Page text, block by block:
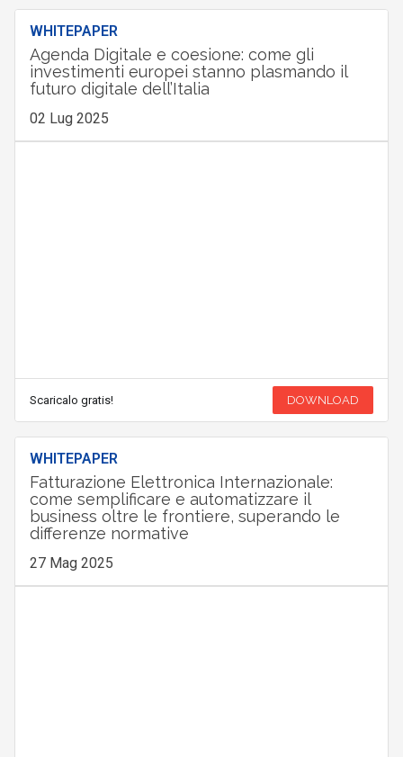
WHITEPAPER
Agenda Digitale e coesione: come gli
investimenti europei stanno plasmando il
futuro digitale dell’Italia
02 Lug 2025
Scaricalo gratis! DOWNLOAD
WHITEPAPER
Fatturazione Elettronica Internazionale:
come semplificare e automatizzare il
business oltre le frontiere, superando le
differenze normative
27 Mag 2025